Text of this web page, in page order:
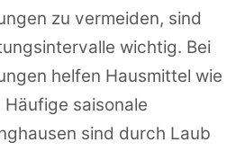
zu vermeiden, sind
wichtig. Bei
helfen Hausmittel wie
saisonale
sind durch Laub